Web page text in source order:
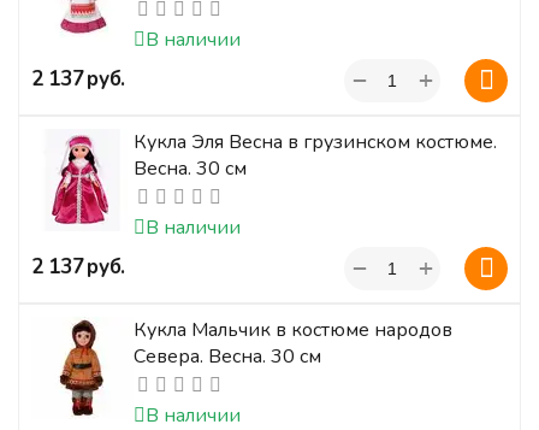
В наличии
‍2 137‍руб. +
−
Кукла Эля Весна в грузинском костюме.
Весна. 30 см
В наличии
‍2 137‍руб. +
−
Кукла Мальчик в костюме народов
Севера. Весна. 30 см
В наличии